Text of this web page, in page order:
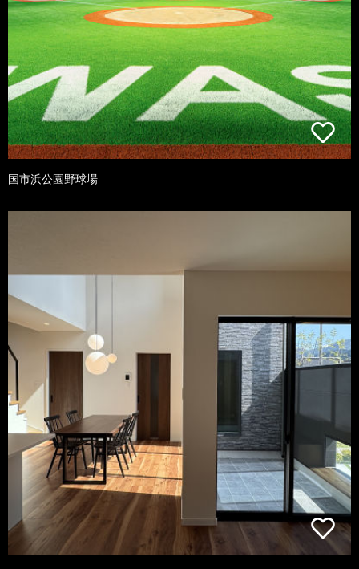
国市浜公園野球場